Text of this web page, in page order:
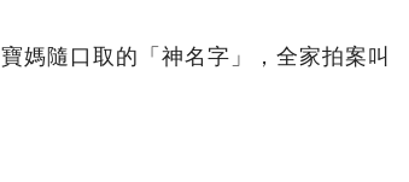
媽隨口取的「神名字」，全家拍案叫